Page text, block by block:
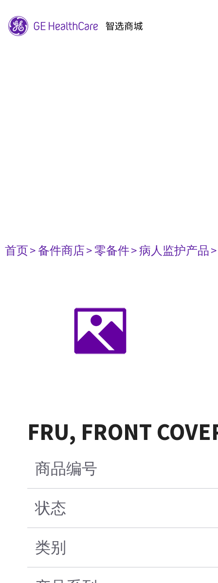
首页> 备件商店> 零备件> 病人监护产品
FRU, FRONT
商品编号
状态
类别